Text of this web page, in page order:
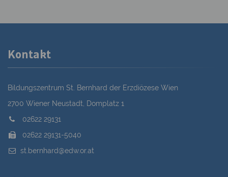
Kontakt
Bildungszentrum St. Bernhard der Erzdiözese Wien
2700 Wiener Neustadt, Domplatz 1
02622 29131
02622 29131-5040
st.bernhard@edw.or.at